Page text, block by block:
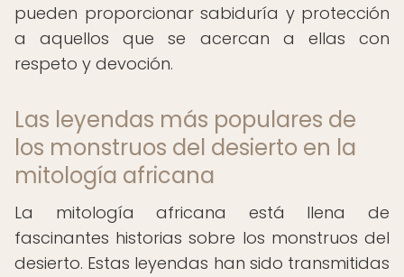
pueden proporcionar sabiduría y protección
a aquellos que se acercan a ellas con
respeto y devoción.
Las leyendas más populares de
los monstruos del desierto en la
mitología africana
La mitología africana está llena de
fascinantes historias sobre los monstruos del
desierto. Estas leyendas han sido transmitidas